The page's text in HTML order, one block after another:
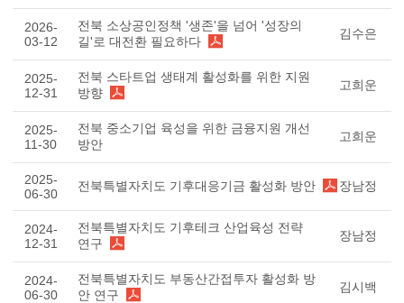
2026-
03-12
전북 소상공인정책 '생존'을 넘어 '성장의
길'로 대전환 필요하다
김수은
2025-
12-31
전북 스타트업 생태계 활성화를 위한 지원
방향
고희운
2025-
11-30
전북 중소기업 육성을 위한 금융지원 개선
방안
고희운
2025-
06-30
전북특별자치도 기후대응기금 활성화 방안 장남정
2024-
12-31
전북특별자치도 기후테크 산업육성 전략
연구
장남정
2024-
06-30
전북특별자치도 부동산간접투자 활성화 방
안 연구
김시백